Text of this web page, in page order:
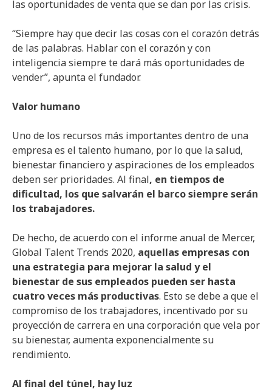
las oportunidades de venta que se dan por las crisis.
“Siempre hay que decir las cosas con el corazón detrás
de las palabras. Hablar con el corazón y con
inteligencia siempre te dará más oportunidades de
vender”, apunta el fundador.
Valor humano
Uno de los recursos más importantes dentro de una
empresa es el talento humano, por lo que la salud,
bienestar financiero y aspiraciones de los empleados
deben ser prioridades. Al final, en tiempos de
dificultad, los que salvarán el barco siempre serán
los trabajadores.
De hecho, de acuerdo con el informe anual de Mercer,
Global Talent Trends 2020, aquellas empresas con
una estrategia para mejorar la salud y el
bienestar de sus empleados pueden ser hasta
cuatro veces más productivas. Esto se debe a que el
compromiso de los trabajadores, incentivado por su
proyección de carrera en una corporación que vela por
su bienestar, aumenta exponencialmente su
rendimiento.
Al final del túnel, hay luz